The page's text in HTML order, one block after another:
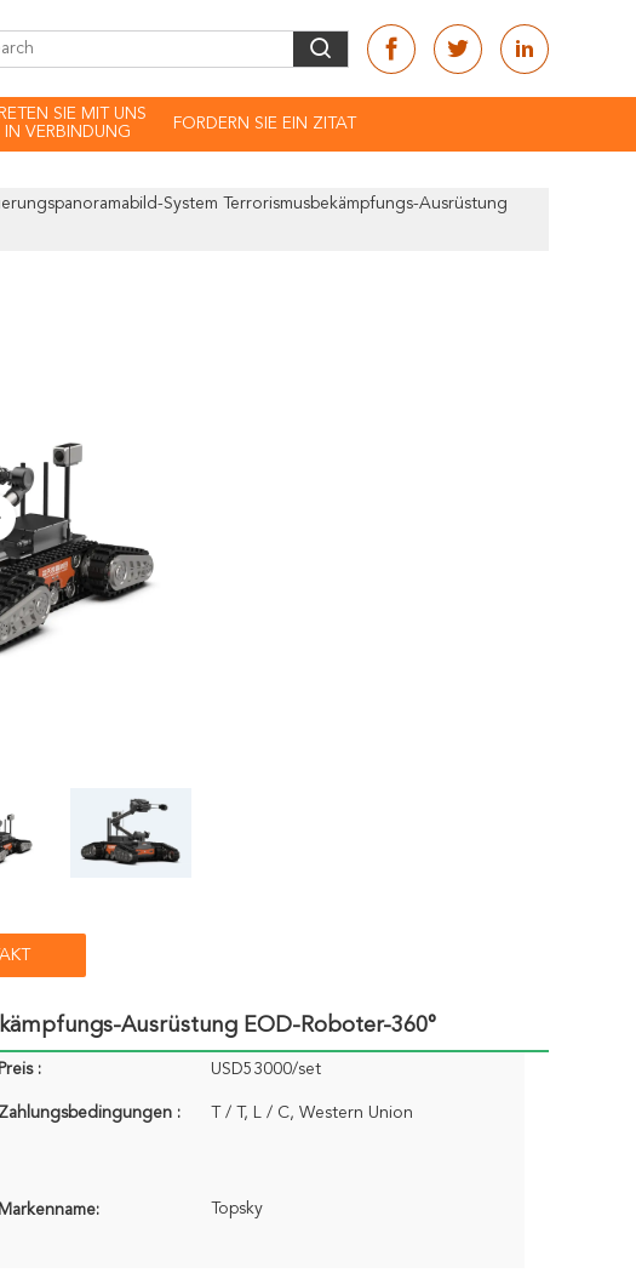
SIE MIT UNS
IN VERBINDUNG
FORDERN SIE EIN ZITAT
System Terrorismusbekämpfungs-Ausrüstung
Ausrüstung EOD-Roboter-360°
Preis :
USD53000/set
Zahlungsbedingungen : T / T, L / C, Western Union
Markenname: Topsky